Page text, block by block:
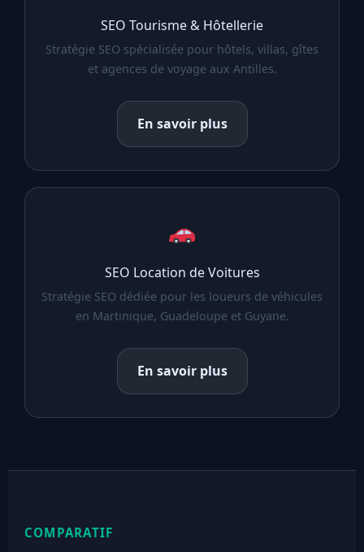
SEO Tourisme & Hôtellerie
Stratégie SEO spécialisée pour hôtels, villas, gîtes
et agences de voyage aux Antilles.
En savoir plus
SEO Location de Voitures
Stratégie SEO dédiée pour les loueurs de véhicules
en Martinique, Guadeloupe et Guyane.
En savoir plus
COMPARATIF